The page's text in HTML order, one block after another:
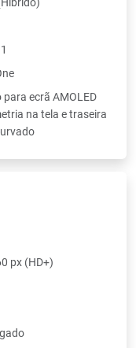
para ecrã AMOLED
na tela e traseira
px (HD+)